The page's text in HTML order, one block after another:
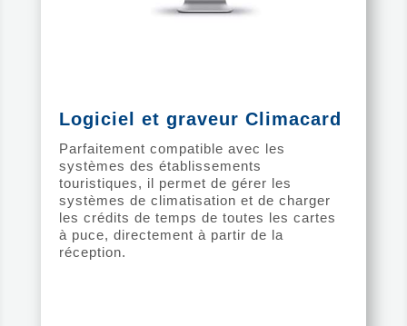
Logiciel et graveur Climacard
Parfaitement compatible avec les
systèmes des établissements
touristiques, il permet de gérer les
systèmes de climatisation et de charger
les crédits de temps de toutes les cartes
à puce, directement à partir de la
réception.